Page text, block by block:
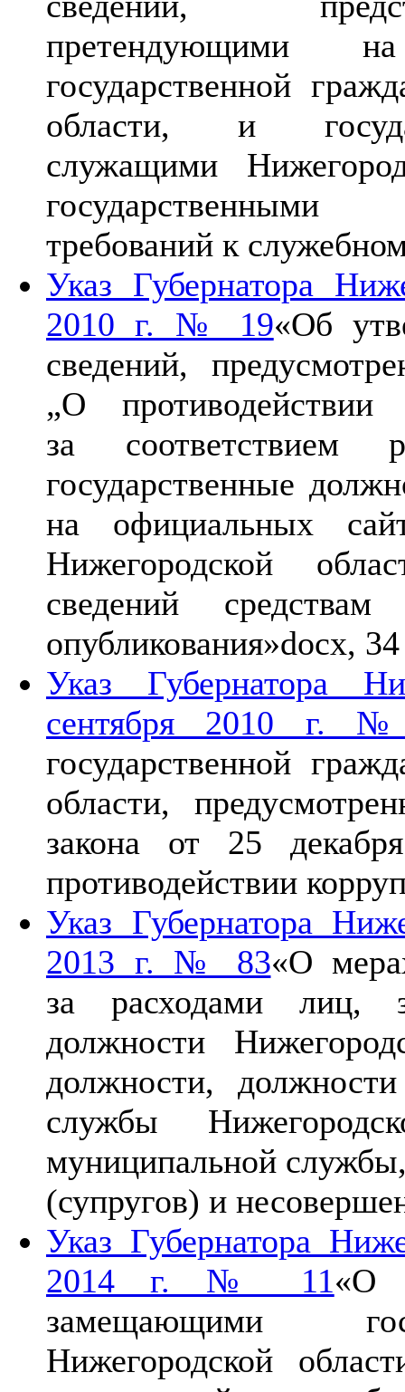
претендующими
государственной
области, и
служащими
требований к
Указ Губернатора
2010 г. № 19«Об
сведений,
„О
за соответствием
государственные
на официальных
Нижегородской
сведений
опубликования»docx,
Указ Губернатора
сентября 2010 г.
государственной
области,
закона от 25
противодействии
Указ Губернатора
2013 г. № 83«О
за расходами лиц,
должности
должности, должности
службы
муниципальной
(супругов) и
Указ Губернатора
2014 г. № 11«О
замещающими
Нижегородской